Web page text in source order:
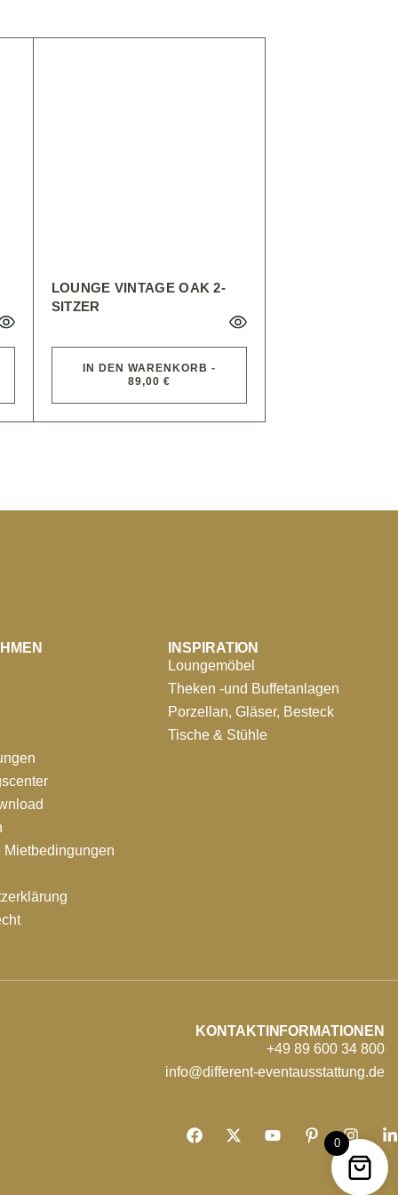
LOUNGE VINTAGE OAK 2-
SITZER
IN DEN WARENKORB -
89,00 €
INSPIRATION
Loungemöbel
Theken -und Buffetanlagen
Porzellan, Gläser, Besteck
Tische & Stühle
KONTAKTINFORMATIONEN
+49 89 600 34 800
info@different-eventausstattung.de
0